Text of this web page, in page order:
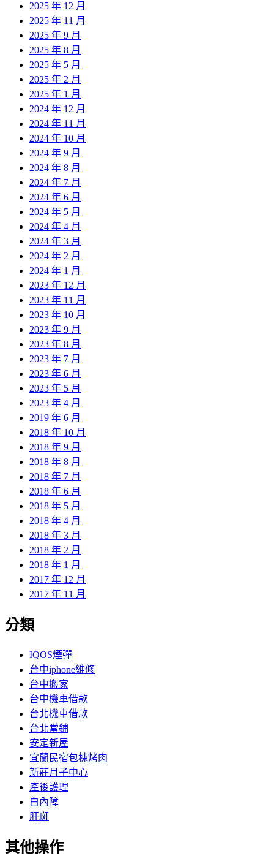
2025 年 12 月
2025 年 11 月
2025 年 9 月
2025 年 8 月
2025 年 5 月
2025 年 2 月
2025 年 1 月
2024 年 12 月
2024 年 11 月
2024 年 10 月
2024 年 9 月
2024 年 8 月
2024 年 7 月
2024 年 6 月
2024 年 5 月
2024 年 4 月
2024 年 3 月
2024 年 2 月
2024 年 1 月
2023 年 12 月
2023 年 11 月
2023 年 10 月
2023 年 9 月
2023 年 8 月
2023 年 7 月
2023 年 6 月
2023 年 5 月
2023 年 4 月
2019 年 6 月
2018 年 10 月
2018 年 9 月
2018 年 8 月
2018 年 7 月
2018 年 6 月
2018 年 5 月
2018 年 4 月
2018 年 3 月
2018 年 2 月
2018 年 1 月
2017 年 12 月
2017 年 11 月
分類
IQOS煙彈
台中iphone維修
台中搬家
台中機車借款
台北機車借款
台北當鋪
安定新屋
宜蘭民宿包棟烤肉
新莊月子中心
產後護理
白內障
肝斑
其他操作